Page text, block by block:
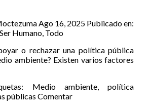
Ago 16, 2025 Publicado en:
Ser Humano, Todo
o rechazar una política pública
ambiente? Existen varios factores
Medio ambiente,política
públicas Comentar